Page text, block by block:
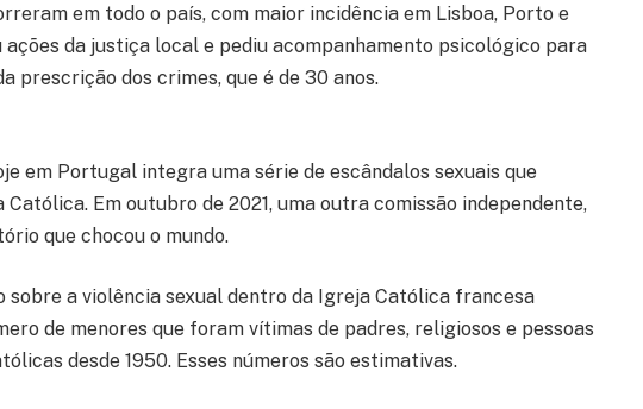
em todo o país, com maior incidência em Lisboa, Porto e
ações da justiça local e pediu acompanhamento psicológico para
prescrição dos crimes, que é de 30 anos.
em Portugal integra uma série de escândalos sexuais que
Em outubro de 2021, uma outra comissão independente,
que chocou o mundo.
sobre a violência sexual dentro da Igreja Católica francesa
de menores que foram vítimas de padres, religiosos e pessoas
desde 1950. Esses números são estimativas.